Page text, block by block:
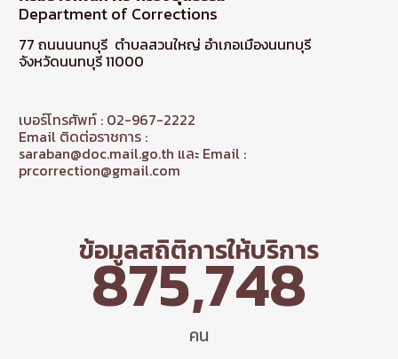
Department of Corrections
77 ถนนนนทบุรี ตำบลสวนใหญ่ อำเภอเมืองนนทบุรี
จังหวัดนนทบุรี 11000
เบอร์โทรศัพท์ : 02-967-2222
Email ติดต่อราชการ :
saraban@doc.mail.go.th และ Email :
prcorrection@gmail.com
ข้อมูลสถิติการให้บริการ
คน
875,748